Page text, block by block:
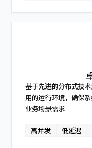
基于先进的分布式技
用的运行环境，确保
业务场景需求
高并发 低延迟